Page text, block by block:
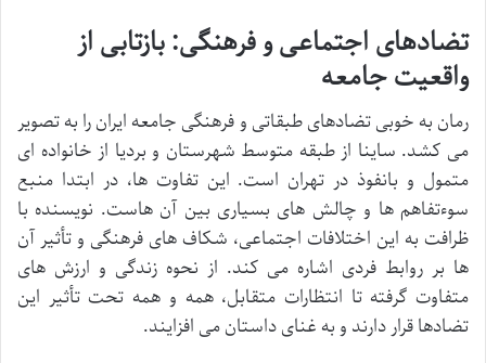
تضادهای اجتماعی و فرهنگی: بازتابی از
واقعیت جامعه
رمان به خوبی تضادهای طبقاتی و فرهنگی جامعه ایران را به تصویر
می کشد. ساینا از طبقه متوسط شهرستان و بردیا از خانواده ای
متمول و بانفوذ در تهران است. این تفاوت ها، در ابتدا منبع
سوءتفاهم ها و چالش های بسیاری بین آن هاست. نویسنده با
ظرافت به این اختلافات اجتماعی، شکاف های فرهنگی و تأثیر آن
ها بر روابط فردی اشاره می کند. از نحوه زندگی و ارزش های
متفاوت گرفته تا انتظارات متقابل، همه و همه تحت تأثیر این
تضادها قرار دارند و به غنای داستان می افزایند.